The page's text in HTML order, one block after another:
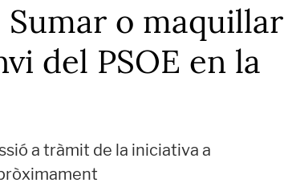
o maquillar
del PSOE en la
a tràmit de la iniciativa a